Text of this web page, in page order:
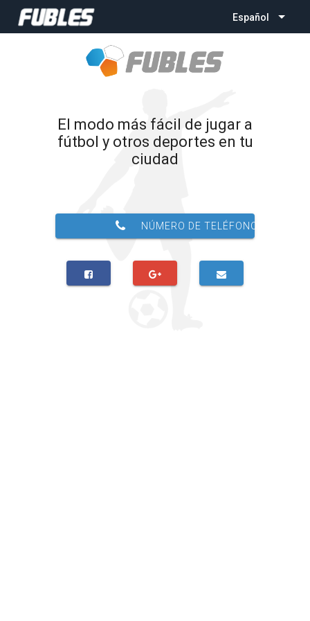
Español
El modo más fácil de jugar a
fútbol y otros deportes en tu
ciudad
NÚMERO DE TELÉFONO